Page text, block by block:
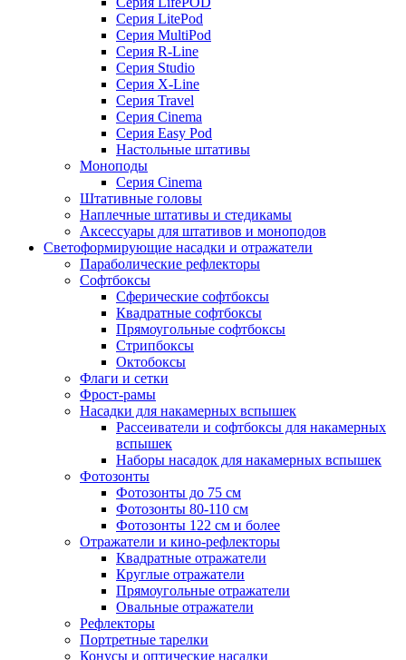
Серия LitePod
Серия MultiPod
Серия R-Line
Серия Studio
Серия X-Line
Серия Travel
Серия Cinema
Серия Easy Pod
Настольные штативы
Моноподы
Серия Cinema
Штативные головы
Наплечные штативы и стедикамы
Аксессуары для штативов и моноподов
Светоформирующие насадки и отражатели
Параболические рефлекторы
Софтбоксы
Сферические софтбоксы
Квадратные софтбоксы
Прямоугольные софтбоксы
Стрипбоксы
Октобоксы
Флаги и сетки
Фрост-рамы
Насадки для накамерных вспышек
Рассеиватели и софтбоксы для накамерных
вспышек
Наборы насадок для накамерных вспышек
Фотозонты
Фотозонты до 75 см
Фотозонты 80-110 см
Фотозонты 122 см и более
Отражатели и кино-рефлекторы
Квадратные отражатели
Круглые отражатели
Прямоугольные отражатели
Овальные отражатели
Рефлекторы
Портретные тарелки
Конусы и оптические насадки